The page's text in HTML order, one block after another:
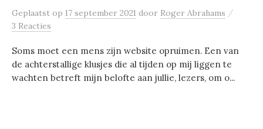
Geplaatst op 17 september 2021 door Roger Abrahams /
3 Reacties
Soms moet een mens zijn website opruimen. Een van
de achterstallige klusjes die al tijden op mij liggen te
wachten betreft mijn belofte aan jullie, lezers, om o...